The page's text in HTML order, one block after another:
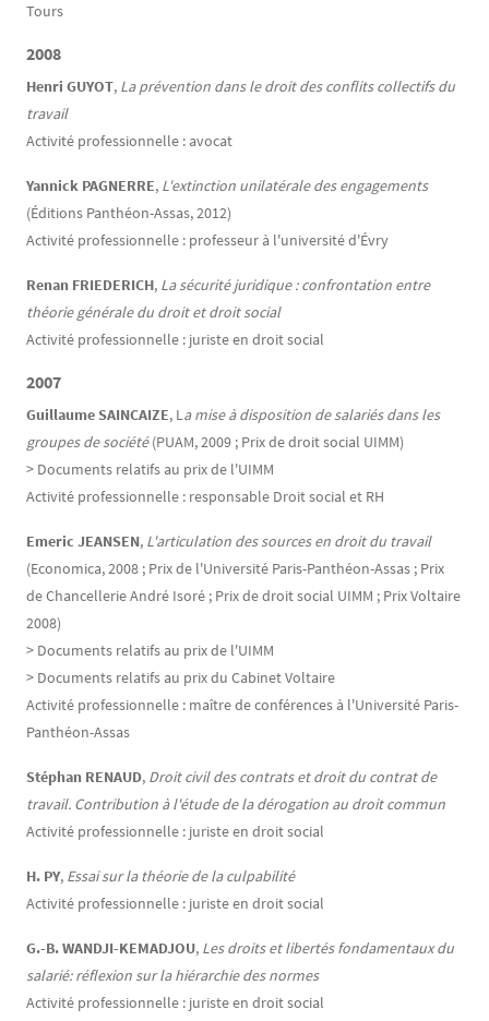
Tours
2008
Henri GUYOT, La prévention dans le droit des conflits collectifs du
travail
Activité professionnelle : avocat
Yannick PAGNERRE, L'extinction unilatérale des engagements
(Éditions Panthéon-Assas, 2012)
Activité professionnelle : professeur à l'université d'Évry
Renan FRIEDERICH, La sécurité juridique : confrontation entre
théorie générale du droit et droit social
Activité professionnelle : juriste en droit social
2007
Guillaume SAINCAIZE, La mise à disposition de salariés dans les
groupes de société(PUAM, 2009 ; Prix de droit social UIMM)
> Documents relatifs au prix de l'UIMM
Activité professionnelle : responsable Droit social et RH
Emeric JEANSEN, L'articulation des sources en droit du travail
(Economica, 2008 ; Prix de l'Université Paris-Panthéon-Assas ; Prix
de Chancellerie André Isoré ; Prix de droit social UIMM ; Prix Voltaire
2008)
> Documents relatifs au prix de l'UIMM
> Documents relatifs au prix du Cabinet Voltaire
Activité professionnelle : maître de conférences à l'Université Paris-
Panthéon-Assas
Stéphan RENAUD, Droit civil des contrats et droit du contrat de
travail. Contribution à l'étude de la dérogation au droit commun
Activité professionnelle : juriste en droit social
H. PY, Essai sur la théorie de la culpabilité
Activité professionnelle : juriste en droit social
G.-B. WANDJI-KEMADJOU, Les droits et libertés fondamentaux du
salarié: réflexion sur la hiérarchie des normes
Activité professionnelle : juriste en droit social